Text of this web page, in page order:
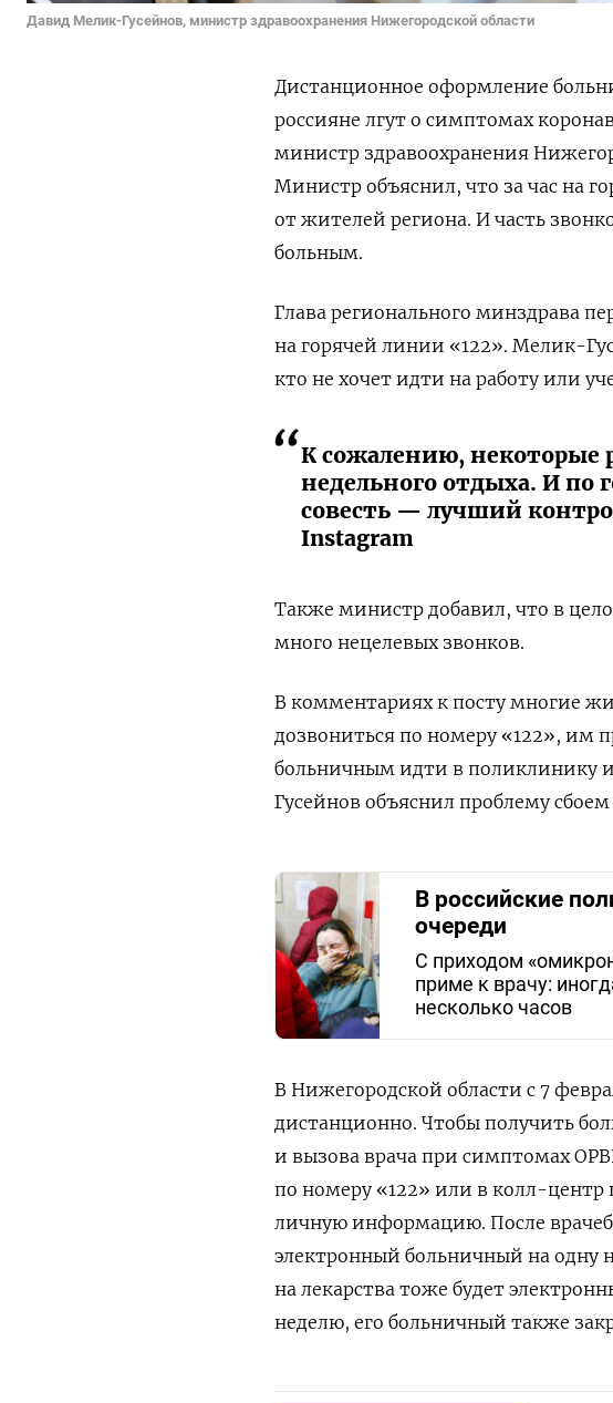
Давид Мелик-Гусейнов, министр здравоохранения Нижегородской области
Дистанционное оформление
россияне лгут о симптомах
министр здравоохранения
Министр объяснил, что за час на
от жителей региона. И часть
больным.
Глава регионального минздрава
на горячей линии «122». Мелик-
кто не хочет идти на работу или
К сожалению,
недельного отдыха. И по
совесть — лучший
Instagram
Также министр добавил, что в
много нецелевых звонков.
В комментариях к посту многие
дозвониться по номеру «122», им
больничным идти в поликлинику и
Гусейнов объяснил проблему
В российские
очереди
С приходом
приме к врачу:
несколько часов
В Нижегородской области с 7
дистанционно. Чтобы получить
и вызова врача при симптомах
по номеру «122» или в колл-
личную информацию. После
электронный больничный на одну
на лекарства тоже будет
неделю, его больничный также